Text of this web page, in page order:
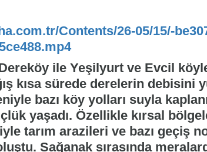
Contents/26-05/15/-
ile Yeşilyurt ve Evcil
kısa sürede derelerin debisini
bazı köy yolları suyla
yaşadı. Özellikle kırsal
tarım arazileri ve bazı geçiş
Sağanak sırasında